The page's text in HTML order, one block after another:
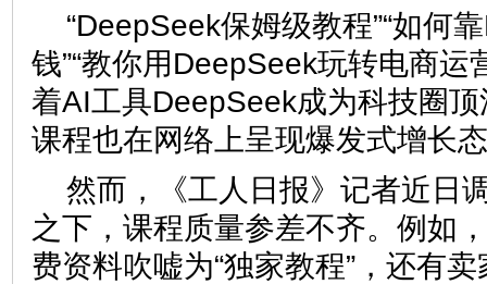
“DeepSeek保姆级教程”“如何
钱”“教你用DeepSeek玩转电商
着AI工具DeepSeek成为科技圈
课程也在网络上呈现爆发式增长
然而，《工人日报》记者近日
之下，课程质量参差不齐。例如
费资料吹嘘为“独家教程”，还有